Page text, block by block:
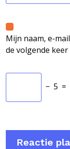
Mijn naam, e-
de volgende
− 5 =